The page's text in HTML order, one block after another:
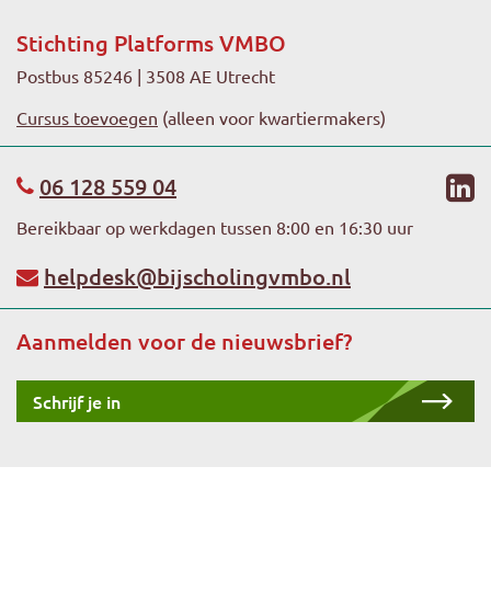
Stichting Platforms VMBO
Postbus 85246 | 3508 AE Utrecht
Cursus toevoegen (alleen voor kwartiermakers)
06 128 559 04
Bereikbaar op werkdagen tussen 8:00 en 16:30 uur
helpdesk@bijscholingvmbo.nl
Aanmelden voor de nieuwsbrief?
Schrijf je in